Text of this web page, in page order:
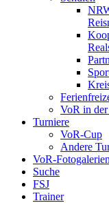
VoR in der
Turniere
VoR-Cup
Andere
VoR-Fotogalerien
Suche
FSJ
Trainer